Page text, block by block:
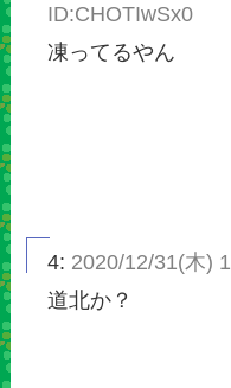
ID:CHOTIwSx0
凍ってるやん
4: 2020/12/31(木)
道北か？